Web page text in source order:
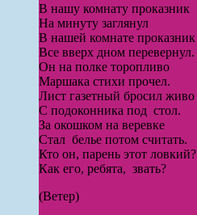
В нашу комнату проказник
На минуту заглянул
В нашей комнате проказник
Все вверх дном перевернул.
Он на полке торопливо
Маршака стихи прочел.
Лист газетный бросил живо
С подоконника под стол.
За окошком на веревке
Стал белье потом считать.
Кто он, парень этот ловкий?
Как его, ребята, звать?
(Ветер)